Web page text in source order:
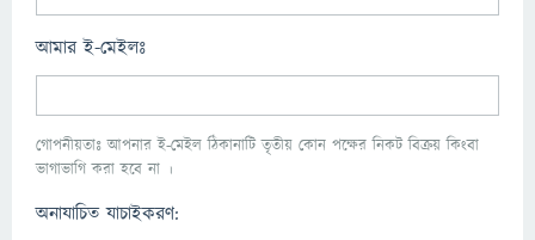
আমার ই-মেইলঃ
গোপনীয়তাঃ আপনার ই-মেইল ঠিকানাটি তৃতীয় কোন পক্ষের নিকট বিক্রয় কিংবা
ভাগাভাগি করা হবে না ।
অনাযাচিত যাচাইকরণ: